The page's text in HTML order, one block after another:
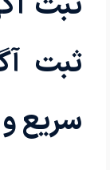
ثبت
سریع